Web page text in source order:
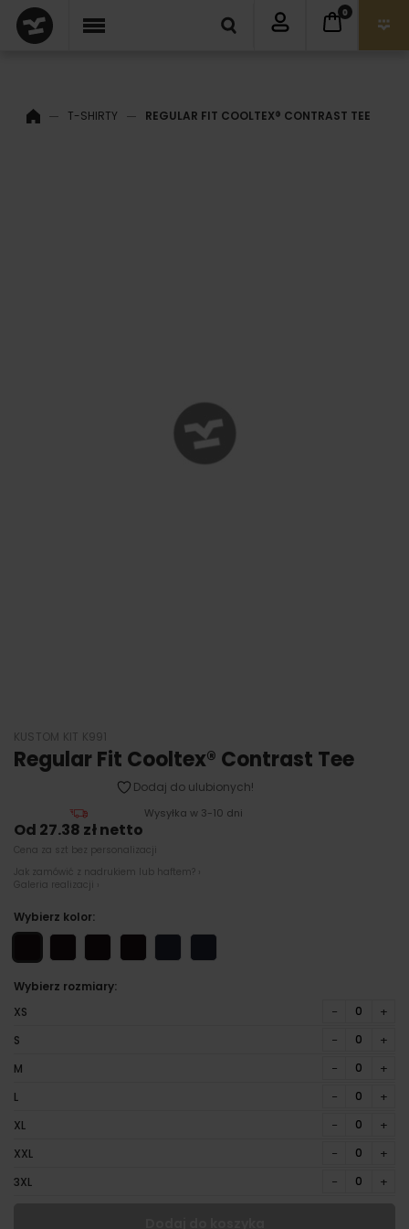
0
T-SHIRTY REGULAR FIT COOLTEX® CONTRAST TEE
KUSTOM KIT K991
Regular Fit Cooltex® Contrast Tee
Dodaj do ulubionych!
Wysyłka w 3-10 dni
Od 27.38 zł netto
Cena za szt bez personalizacji
Jak zamówić z nadrukiem lub haftem? ›
Galeria realizacji ›
Wybierz kolor:
Wybierz rozmiary:
XS
− +
S − +
M − +
L − +
XL − +
XXL − +
3XL − +